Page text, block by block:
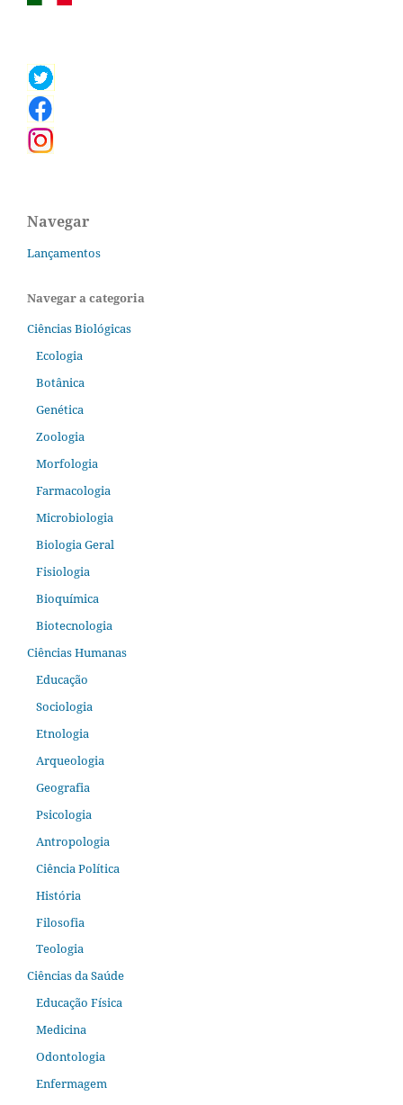
Navegar
Lançamentos
Navegar a categoria
Ciências Biológicas
Ecologia
Botânica
Genética
Zoologia
Morfologia
Farmacologia
Microbiologia
Biologia Geral
Fisiologia
Bioquímica
Biotecnologia
Ciências Humanas
Educação
Sociologia
Etnologia
Arqueologia
Geografia
Psicologia
Antropologia
Ciência Política
História
Filosofia
Teologia
Ciências da Saúde
Educação Física
Medicina
Odontologia
Enfermagem